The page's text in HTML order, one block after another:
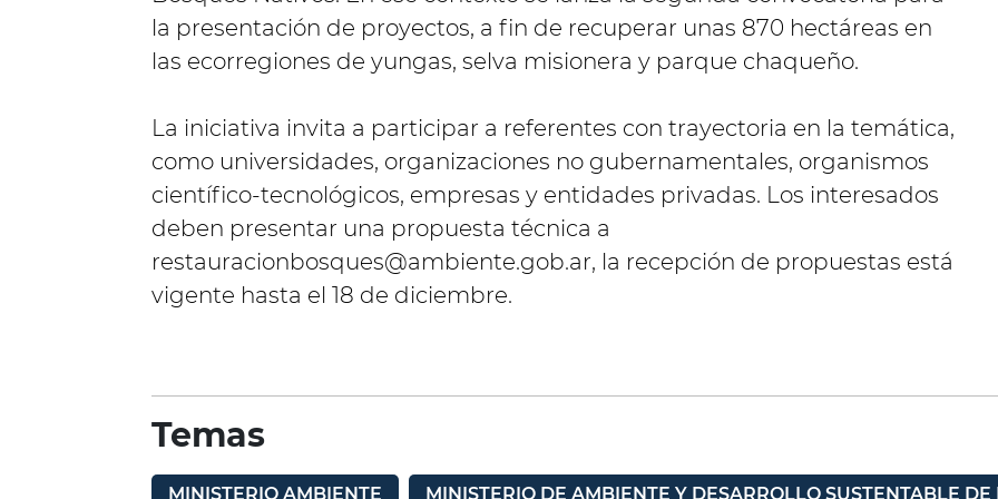
la presentación de proyectos, a fin de recuperar unas 870 hectáreas en
las ecorregiones de yungas, selva misionera y parque chaqueño.
La iniciativa invita a participar a referentes con trayectoria en la temática,
como universidades, organizaciones no gubernamentales, organismos
científico-tecnológicos, empresas y entidades privadas. Los interesados
deben presentar una propuesta técnica a
restauracionbosques@ambiente.gob.ar, la recepción de propuestas está
vigente hasta el 18 de diciembre.
Temas
MINISTERIO AMBIENTE MINISTERIO DE AMBIENTE Y DESARROLLO SUSTENTABLE DE